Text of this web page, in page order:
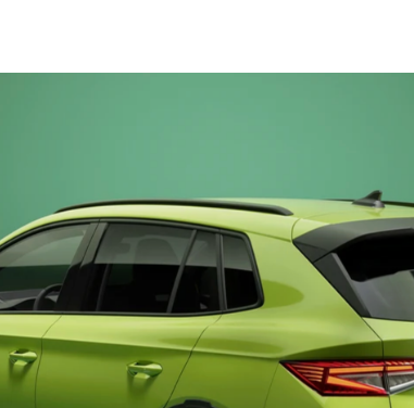
943 604
Fakturaepost